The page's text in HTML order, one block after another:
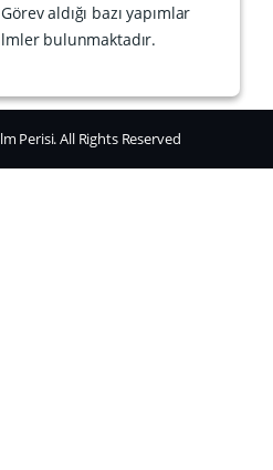
Görev aldığı bazı yapımlar
bulunmaktadır.
Perisi. All Rights Reserved